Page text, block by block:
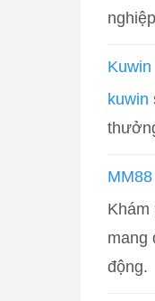
Kuwin
kuwin
MM88
mang
động.